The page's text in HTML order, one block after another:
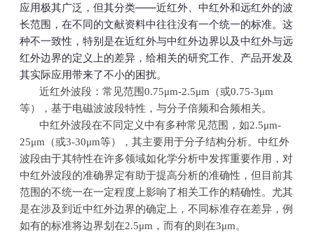
应用极其广泛，但其分类——近红外、中红外和远红外的波
长范围，在不同的文献资料中往往没有一个统一的标准。这
种不一致性，特别是在近红外与中红外边界以及中红外与远
红外边界的定义上的差异，给相关的研究工作、产品开发及
其实际应用带来了不小的困扰。
近红外波段：常见范围0.75μm-2.5μm （或0.75-3μm
等），基于电磁波波段特性，与分子倍频和合频相关。
中红外波段在不同定义中有多种常见范围，如2.5μm-
25μm （或3-30μm等），其主要用于分子结构分析。中红外
波段由于其特性在许多领域如化学分析中发挥重要作用，对
中红外波段的准确界定有助于提高分析的准确性，但目前其
范围的不统一在一定程度上影响了相关工作的精确性。尤其
是在涉及到近中红外边界的确定上，不同标准存在差异，例
如有的标准将边界划在2.5μm ，而有的则在3μm。